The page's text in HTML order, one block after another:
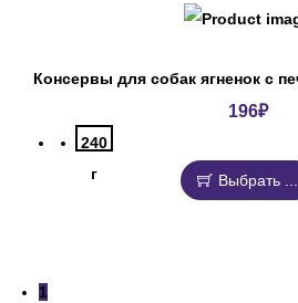
196₽
240
г
Выбрать ...
1